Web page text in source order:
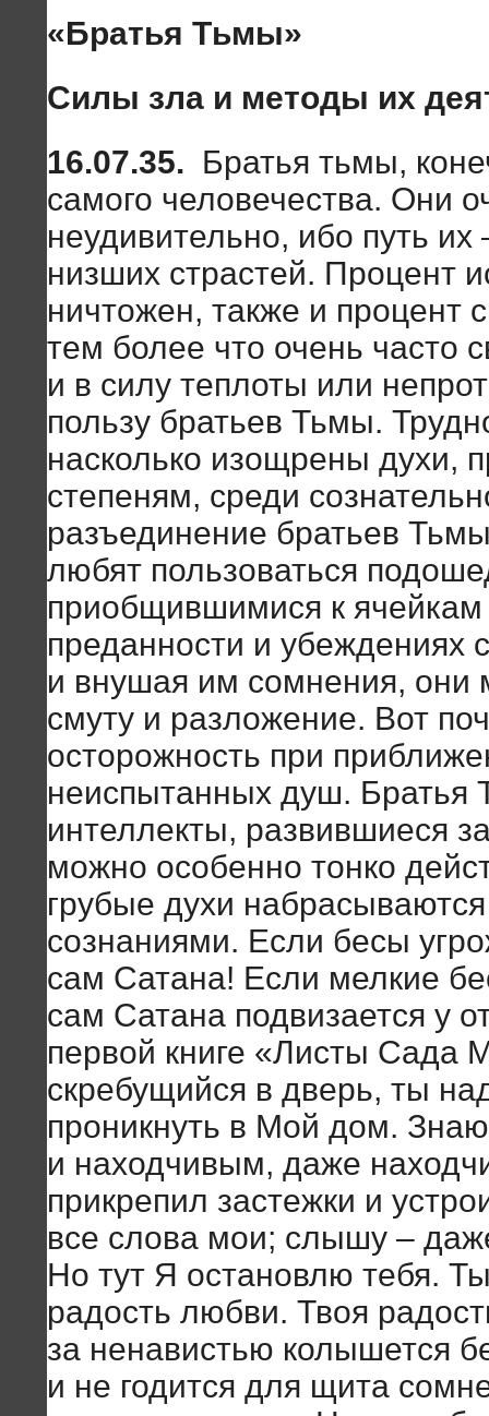
«Братья Тьмы»
Силы зла и методы их
16.07.35. Братья тьмы,
самого человечества. Они
неудивительно, ибо путь их
низших страстей. Процент
ничтожен, также и процент
тем более что очень часто
и в силу теплоты или
пользу братьев Тьмы.
насколько изощрены духи,
степеням, среди
разъединение братьев
любят пользоваться
приобщившимися к
преданности и убеждениях
и внушая им сомнения, они
смуту и разложение. Вот
осторожность при
неиспытанных душ.
интеллекты, развившиеся
можно особенно тонко
грубые духи
сознаниями. Если бесы
сам Сатана! Если мелкие
сам Сатана подвизается у
первой книге «Листы
скребущийся в дверь, ты
проникнуть в Мой дом.
и находчивым, даже
прикрепил застежки и
все слова мои; слышу –
Но тут Я остановлю тебя.
радость любви. Твоя
за ненавистью колышется
и не годится для щита